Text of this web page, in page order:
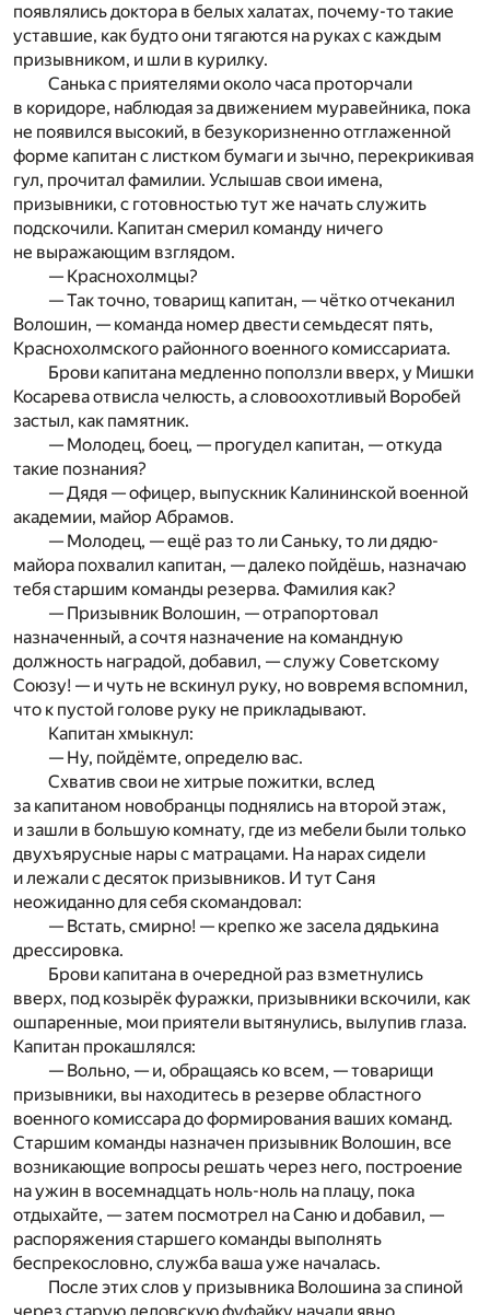
появлялись доктора в белых халатах, почему-то такие
уставшие, как будто они тягаются на руках с каждым
призывником, и шли в курилку.
Санька с приятелями около часа проторчали
в коридоре, наблюдая за движением муравейника, пока
не появился высокий, в безукоризненно отглаженной
форме капитан с листком бумаги и зычно, перекрикивая
гул, прочитал фамилии. Услышав свои имена,
призывники, с готовностью тут же начать служить
подскочили. Капитан смерил команду ничего
не выражающим взглядом.
— Краснохолмцы?
— Так точно, товарищ капитан, — чётко отчеканил
Волошин, — команда номер двести семьдесят пять,
Краснохолмского районного военного комиссариата.
Брови капитана медленно поползли вверх, у Мишки
Косарева отвисла челюсть, а словоохотливый Воробей
застыл, как памятник.
— Молодец, боец, — прогудел капитан, — откуда
такие познания?
— Дядя — офицер, выпускник Калининской военной
академии, майор Абрамов.
— Молодец, — ещё раз то ли Саньку, то ли дядю-
майора похвалил капитан, — далеко пойдёшь, назначаю
тебя старшим команды резерва. Фамилия как?
— Призывник Волошин, — отрапортовал
назначенный, а сочтя назначение на командную
должность наградой, добавил, — служу Советскому
Союзу! — и чуть не вскинул руку, но вовремя вспомнил,
что к пустой голове руку не прикладывают.
Капитан хмыкнул:
— Ну, пойдёмте, определю вас.
Схватив свои не хитрые пожитки, вслед
за капитаном новобранцы поднялись на второй этаж,
и зашли в большую комнату, где из мебели были только
двухъярусные нары с матрацами. На нарах сидели
и лежали с десяток призывников. И тут Саня
неожиданно для себя скомандовал:
— Встать, смирно! — крепко же засела дядькина
дрессировка.
Брови капитана в очередной раз взметнулись
вверх, под козырёк фуражки, призывники вскочили, как
ошпаренные, мои приятели вытянулись, вылупив глаза.
Капитан прокашлялся:
— Вольно, — и, обращаясь ко всем, — товарищи
призывники, вы находитесь в резерве областного
военного комиссара до формирования ваших команд.
Старшим команды назначен призывник Волошин, все
возникающие вопросы решать через него, построение
на ужин в восемнадцать ноль-ноль на плацу, пока
отдыхайте, — затем посмотрел на Саню и добавил, —
распоряжения старшего команды выполнять
беспрекословно, служба ваша уже началась.
После этих слов у призывника Волошина за спиной